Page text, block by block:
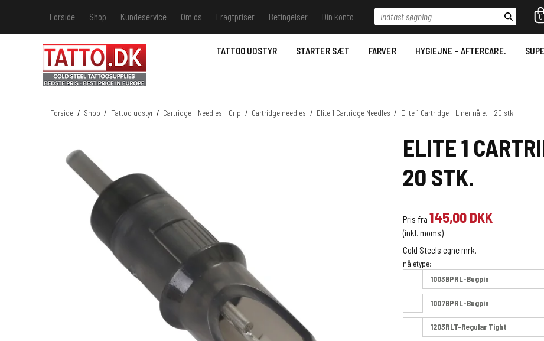
Forside Shop
Kundeservice
Kundeservice
Hvis du vil vide - Ring til os.
MSDS - Desinfektion/Hygiejne
MSDS Just Ink.
Om os Fragtpriser
Betingelser
Betingelser
Samtykkeerklæring til
behandling af
Betaling- Payment.
Fortrydelsesret
Din konto
Log ind
Indtast søgning 0
TATTOO UDSTYR STARTER SÆT FARVER HYGIEJNE - AFTERCARE.
Forside / Shop / Tattoo udstyr / Cartridge - Needles - Grip / Cartridge needles / Elite 1 Cartridge Needles / Elite 1 Cartridge - Liner nåle. - 20 stk.
ELITE 1
20 STK.
Pris fra 145,00 DKK
(inkl. moms)
Cold Steels egne mrk.
nåletype:
1003BPRL-Bugpin
1007BPRL-Bugpin
1203RLT-Regular Tight